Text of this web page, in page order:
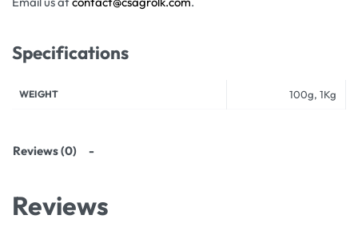
Specifications
WEIGHT 100g, 1Kg
Reviews (0)
Reviews